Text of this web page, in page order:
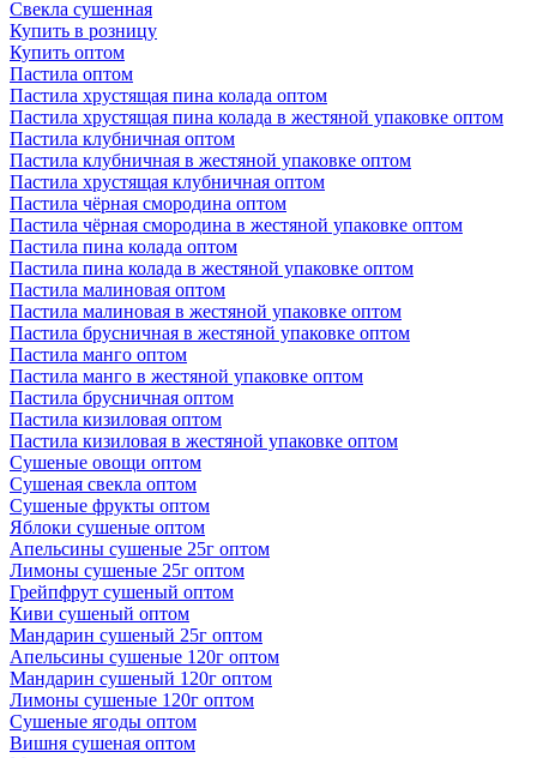
Свекла сушенная
Купить в розницу
Купить оптом
Пастила оптом
Пастила хрустящая пина колада оптом
Пастила хрустящая пина колада в жестяной упаковке оптом
Пастила клубничная оптом
Пастила клубничная в жестяной упаковке оптом
Пастила хрустящая клубничная оптом
Пастила чёрная смородина оптом
Пастила чёрная смородина в жестяной упаковке оптом
Пастила пина колада оптом
Пастила пина колада в жестяной упаковке оптом
Пастила малиновая оптом
Пастила малиновая в жестяной упаковке оптом
Пастила брусничная в жестяной упаковке оптом
Пастила манго оптом
Пастила манго в жестяной упаковке оптом
Пастила брусничная оптом
Пастила кизиловая оптом
Пастила кизиловая в жестяной упаковке оптом
Сушеные овощи оптом
Сушеная свекла оптом
Сушеные фрукты оптом
Яблоки сушеные оптом
Апельсины сушеные 25г оптом
Лимоны сушеные 25г оптом
Грейпфрут сушеный оптом
Киви сушеный оптом
Мандарин сушеный 25г оптом
Апельсины сушеные 120г оптом
Мандарин сушеный 120г оптом
Лимоны сушеные 120г оптом
Сушеные ягоды оптом
Вишня сушеная оптом